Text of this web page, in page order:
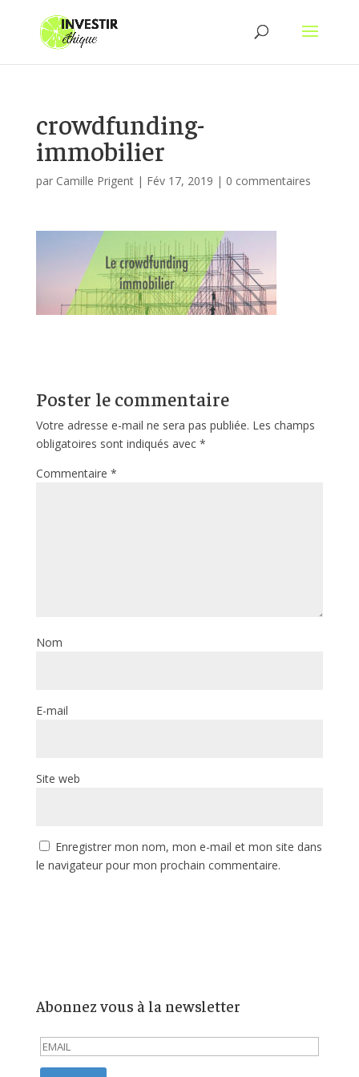
crowdfunding-
immobilier
par Camille Prigent| Fév 17, 2019 | 0 commentaires
Poster le commentaire
Votre adresse e-mail ne sera pas publiée. Les champs
obligatoires sont indiqués avec *
Commentaire *
Nom
E-mail
Site web
Enregistrer mon nom, mon e-mail et mon site dans
le navigateur pour mon prochain commentaire.
Abonnez vous à la newsletter